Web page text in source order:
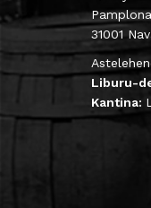
31001
Liburu-
Kantina: